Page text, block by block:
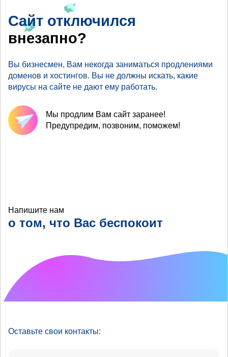
Сайт отключился
внезапно?
Вы бизнесмен, Вам некогда заниматься продлениями
доменов и хостингов. Вы не должны искать, какие
вирусы на сайте не дают ему работать.
Мы продлим Вам сайт заранее!
Предупредим, позвоним, поможем!
Напишите нам
о том, что Вас беспокоит
Оставьте свои контакты: